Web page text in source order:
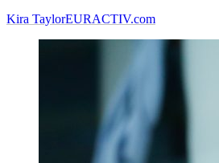
Kira TaylorEURACTIV.com